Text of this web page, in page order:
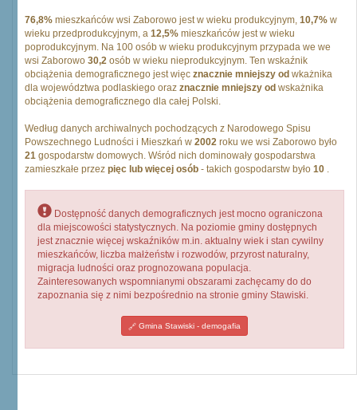
76,8% mieszkańców wsi Zaborowo jest w wieku produkcyjnym, 10,7% w
wieku przedprodukcyjnym, a 12,5% mieszkańców jest w wieku
poprodukcyjnym. Na 100 osób w wieku produkcyjnym przypada we we
wsi Zaborowo 30,2 osób w wieku nieprodukcyjnym. Ten wskaźnik
obciążenia demograficznego jest więc znacznie mniejszy od wkażnika
dla województwa podlaskiego oraz znacznie mniejszy od wskażnika
obciążenia demograficznego dla całej Polski.
Według danych archiwalnych pochodzących z Narodowego Spisu
Powszechnego Ludności i Mieszkań w 2002 roku we wsi Zaborowo było
21 gospodarstw domowych. Wśród nich dominowały gospodarstwa
zamieszkałe przez pięc lub więcej osób - takich gospodarstw było 10 .
Dostępność danych demograficznych jest mocno ograniczona
dla miejscowości statystycznych. Na poziomie gminy dostępnych
jest znacznie więcej wskaźników m.in. aktualny wiek i stan cywilny
mieszkańców, liczba małżeństw i rozwodów, przyrost naturalny,
migracja ludności oraz prognozowana populacja.
Zainteresowanych wspomnianymi obszarami zachęcamy do do
zapoznania się z nimi bezpośrednio na stronie gminy Stawiski.
Gmina Stawiski - demogafia